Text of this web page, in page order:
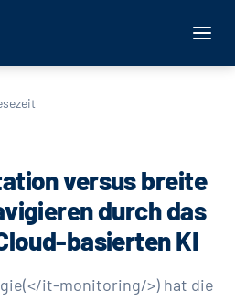
versus breite
durch das
basierten KI
it-monitoring/>) hat die